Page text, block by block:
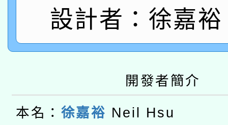
薪期間赴陸應申請許可
轉知經濟部水利署委託
業技術研究院辦理「
動」
115年8月22日(星期六
開 智慧啟航」
本校115學年度第2次
招甄選結果公告(無人
適應運動共學行動站研
設計者：徐嘉
開發者簡介
本名： 徐嘉裕 Neil Hsu